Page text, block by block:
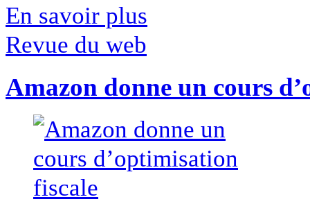
En savoir plus
Revue du web
Amazon donne un cours